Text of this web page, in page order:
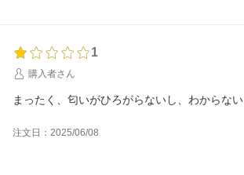
1
購入者さん
まったく、匂いがひろがらないし、わからない
注文日：2025/06/08